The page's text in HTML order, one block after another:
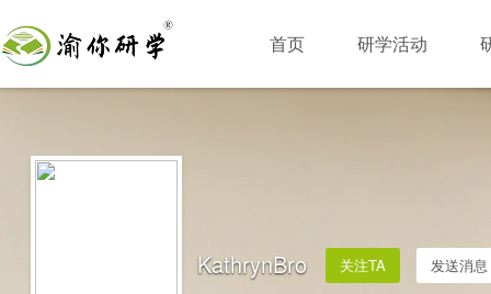
首页 研学活动
KathrynBro 关注TA 发送消息